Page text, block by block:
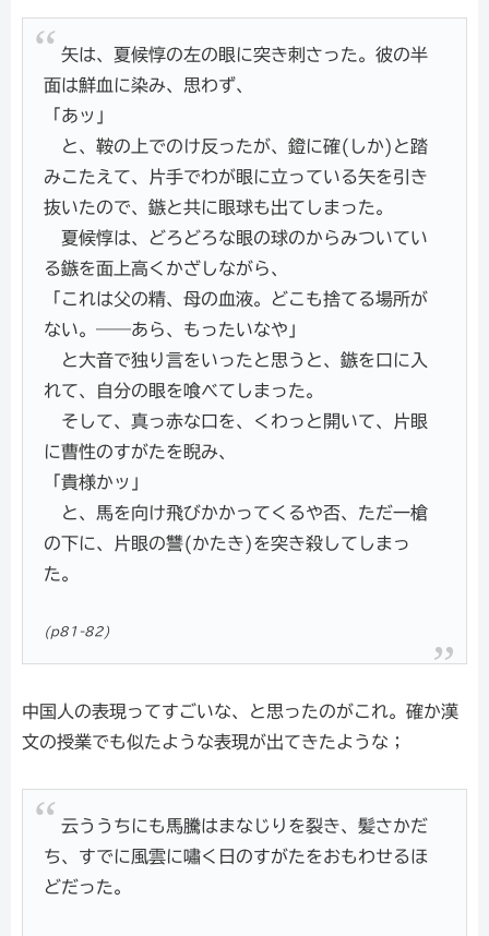
矢は、夏候惇の左の眼に突き刺さった。彼の半
面は鮮血に染み、思わず、
「あッ」
と、鞍の上でのけ反ったが、鐙に確(しか)と踏
みこたえて、片手でわが眼に立っている矢を引き
抜いたので、鏃と共に眼球も出てしまった。
夏候惇は、どろどろな眼の球のからみついてい
る鏃を面上高くかざしながら、
「これは父の精、母の血液。どこも捨てる場所が
ない。――あら、もったいなや」
と大音で独り言をいったと思うと、鏃を口に入
れて、自分の眼を喰べてしまった。
そして、真っ赤な口を、くわっと開いて、片眼
に曹性のすがたを睨み、
「貴様かッ」
と、馬を向け飛びかかってくるや否、ただ一槍
の下に、片眼の讐(かたき)を突き殺してしまっ
た。
(p81-82)
中国人の表現ってすごいな、と思ったのがこれ。確か漢
文の授業でも似たような表現が出てきたような；
云ううちにも馬騰はまなじりを裂き、髪さかだ
ち、すでに風雲に嘯く日のすがたをおもわせるほ
どだった。